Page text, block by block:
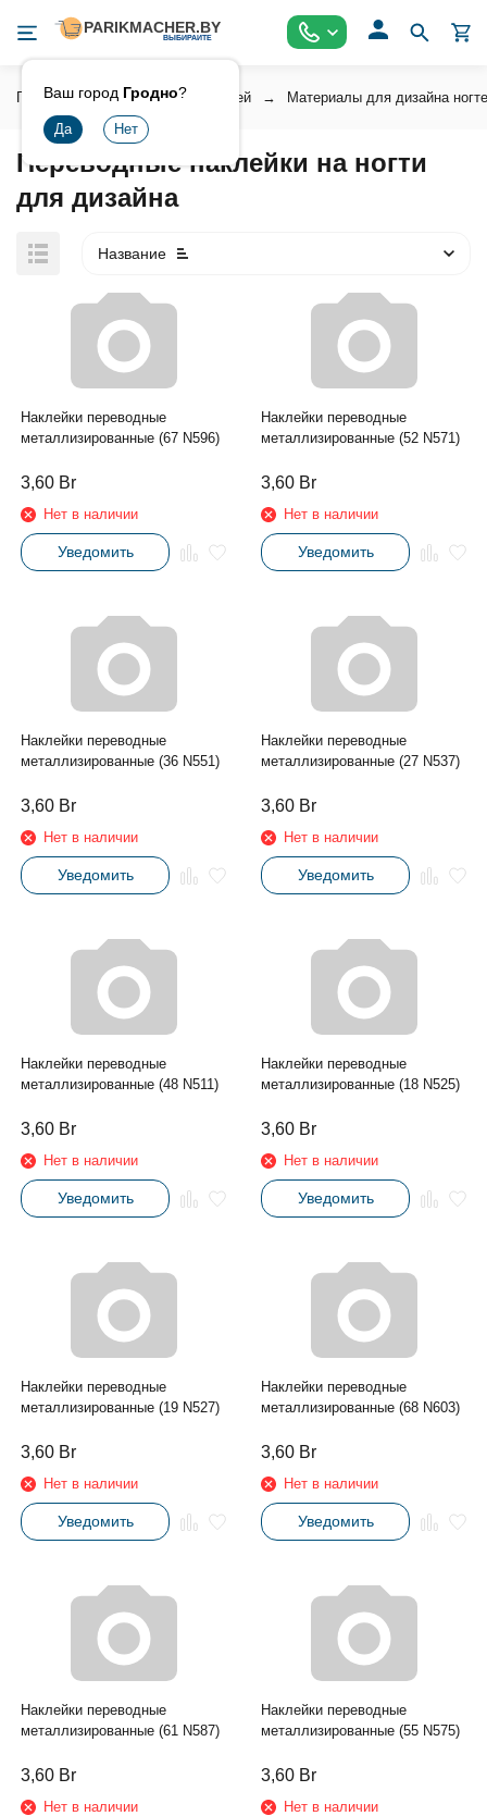
Ваш город Гродно?
Главная Косметика для ногтей Материалы для дизайна
Переводные наклейки на ногти
для дизайна
Название
Наклейки переводные
металлизированные (67 N596)
3,60 Br
Нет в наличии
Уведомить
Наклейки переводные
металлизированные (52 N571)
3,60 Br
Нет в наличии
Уведомить
Наклейки переводные
металлизированные (36 N551)
3,60 Br
Нет в наличии
Уведомить
Наклейки переводные
металлизированные (27 N537)
3,60 Br
Нет в наличии
Уведомить
Наклейки переводные
металлизированные (48 N511)
3,60 Br
Нет в наличии
Уведомить
Наклейки переводные
металлизированные (18 N525)
3,60 Br
Нет в наличии
Уведомить
Наклейки переводные
металлизированные (19 N527)
3,60 Br
Нет в наличии
Уведомить
Наклейки переводные
металлизированные (68 N603)
3,60 Br
Нет в наличии
Уведомить
Наклейки переводные
металлизированные (61 N587)
3,60 Br
Нет в наличии
Наклейки переводные
металлизированные (55 N575)
3,60 Br
Нет в наличии